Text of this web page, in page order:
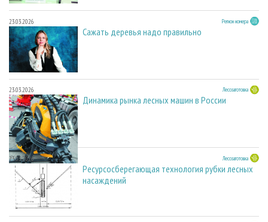
23.03.2026 Регион номера
Сажать деревья надо правильно
23.03.2026 Лесозаготовка
Динамика рынка лесных машин в России
23.03.2026 Лесозаготовка
Ресурсосберегающая технология рубки лесных
насаждений